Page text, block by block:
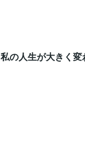
私の人生が大きく変